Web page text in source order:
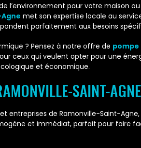
pour votre maison
met son expertise locale au
parfaitement aux besoins
? Pensez à notre offre de pompe
ceux qui veulent opter pour une
et économique.
SAINT-
entreprises de Ramonville-Saint-
et immédiat, parfait pour faire